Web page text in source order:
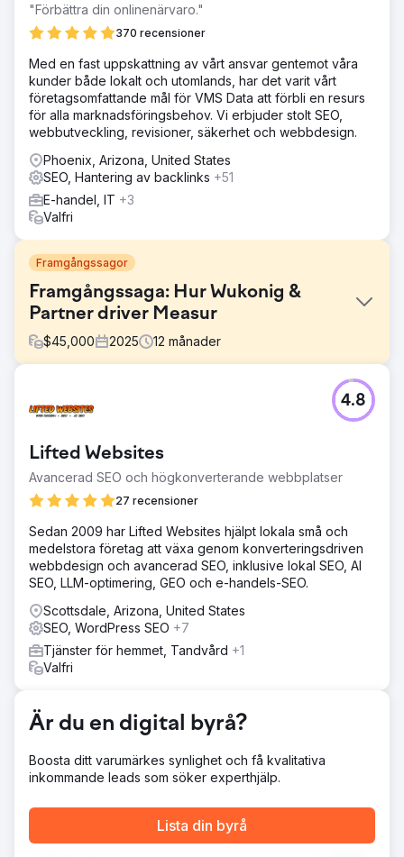
"Förbättra din onlinenärvaro."
370 recensioner
Med en fast uppskattning av vårt ansvar gentemot våra
kunder både lokalt och utomlands, har det varit vårt
företagsomfattande mål för VMS Data att förbli en resurs
för alla marknadsföringsbehov. Vi erbjuder stolt SEO,
webbutveckling, revisioner, säkerhet och webbdesign.
Phoenix, Arizona, United States
SEO, Hantering av backlinks +51
E-handel, IT +3
Valfri
Framgångssagor
Framgångssaga: Hur Wukonig &
Partner driver Measur
$45,000 2025 12 månader
En B2B-kund med dyra erbjudanden genererade för få
kvalificerade leads för att upprätthålla tillväxten i pipeline.
betalda sökkampanjer brände budgeten på
underpresterande sökord, och det fanns ingen
helhetssyn som kopplade annonsutgifter till faktiska
försäljningskvalificerade möjligheter. Kunden behövde en
strategisk partner för att identifiera vad som fungerade,
minska det som inte gjorde det och bygga en hållbar
leadmotor – inte bara mer trafik, utan rätt trafik.
Lösning
Vi använde vår egenutvecklade "Business Radar"-teknik
för holistisk spårning över hela tratten – och kopplade
samman Google Ads, organisk sökning och CRM-data.
Detta gjorde det möjligt för oss att identifiera och
eliminera underpresterande betalda sökord i en komplex
intention och förstärkte pengasökord organiskt genom
riktad SEO. Kombinerat med lead nurturing-arbetsflöden
och kontinuerlig optimering byggde vi ett sammansatt
svänghjul snarare än en engångskampanj.
Resultat
leads per månad. Leadkvaliteten förbättrades avsevärt –
46 % av alla förfrågningar passade perfekt, en kraftig
Lifted Websites
Avancerad SEO och högkonverterande webbplatser
27 recensioner
4.8
Sedan 2009 har Lifted Websites hjälpt lokala små och
medelstora företag att växa genom konverteringsdriven
webbdesign och avancerad SEO, inklusive lokal SEO, AI
SEO, LLM-optimering, GEO och e-handels-SEO.
Scottsdale, Arizona, United States
SEO, WordPress SEO +7
Tjänster för hemmet, Tandvård +1
Valfri
Är du en digital byrå?
Boosta ditt varumärkes synlighet och få kvalitativa
inkommande leads som söker experthjälp.
Lista din byrå